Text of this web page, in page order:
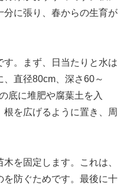
に張り、春からの生育が
。まず、日当たりと水は
直径80cm、深さ60～
底に堆肥や腐葉土を入
を広げるように置き、周
を固定します。これは、
を防ぐためです。最後に十